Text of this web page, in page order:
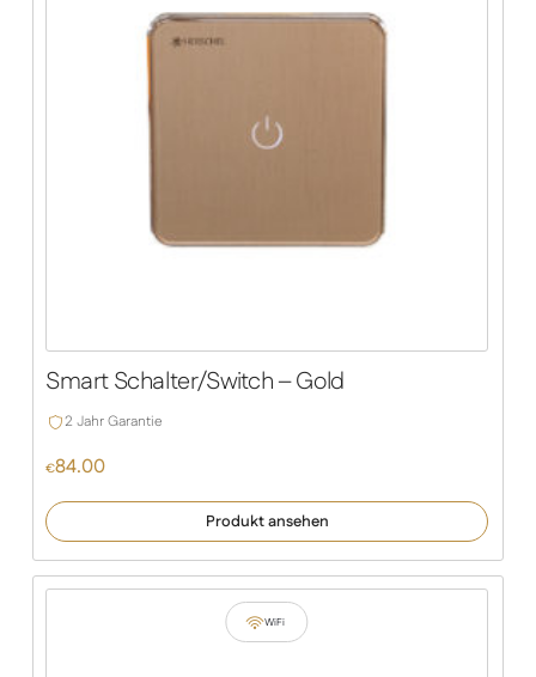
Smart Schalter/Switch – Gold
2 Jahr Garantie
€84.00
Produkt ansehen
WiFi